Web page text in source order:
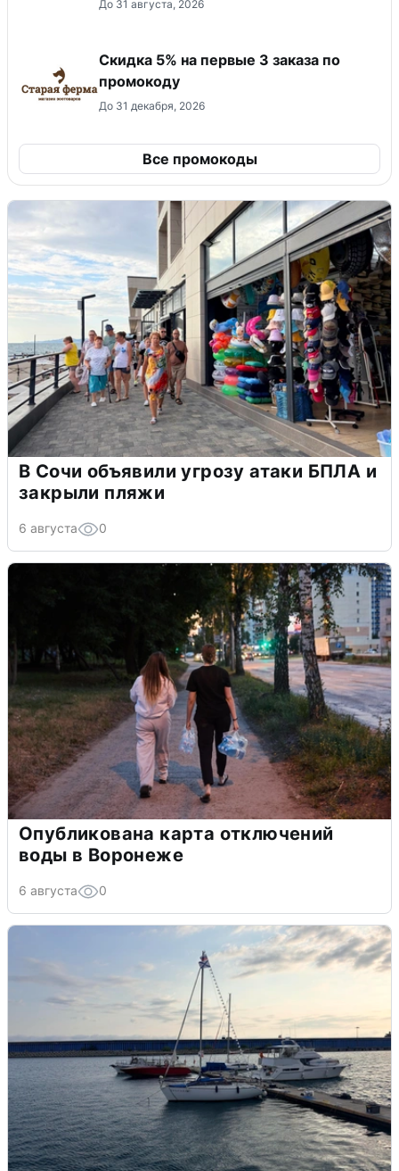
До 31 августа, 2026
Скидка 5% на первые 3 заказа по
промокоду
До 31 декабря, 2026
Все промокоды
В Сочи объявили угрозу атаки БПЛА и
закрыли пляжи
6 августа 0
Опубликована карта отключений
воды в Воронеже
6 августа 0